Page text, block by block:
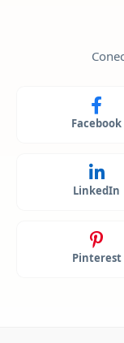
Facebook
LinkedIn
Pinterest